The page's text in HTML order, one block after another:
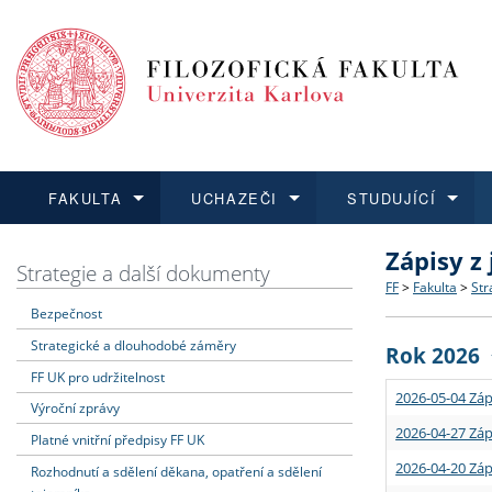
FAKULTA
Dozvědět se více
Struktura
Strategie
Podpora
UCHAZEČI
Podat přihlášku
Co
Učitelské
STUDUJÍCÍ
Dozvědět se více
Rigorózní
Dozvědět se více
O vědě a
Granty a
Dozvědět se více
Aktuální
Strategie a další dokumenty
Bezpečnost
Strategické a dlouhodobé záměry
FF UK pro udržitelnost
Výroční zprávy
Platné vnitřní předpisy FF UK
Rozhodnutí a sdělení děkana, opatření a sdělení
Zápisy
FF > Fakulta >
Rok 2026
2026-05-04
2026-04-27
2026-04-20